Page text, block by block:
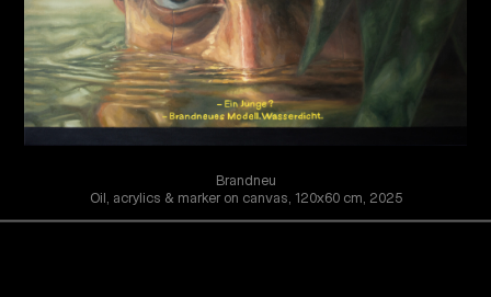
Brandneu
Oil, acrylics & marker on canvas, 120x60 cm, 2025